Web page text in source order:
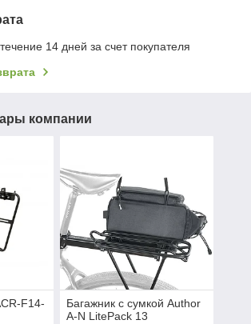
14 дней за счет покупателя
компании
F14-
Багажник с сумкой Author
A-N LitePack 13